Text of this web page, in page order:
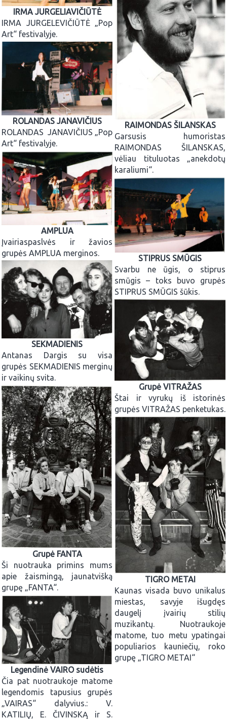
IRMA JURGELIAVIČIŪTĖ
IRMA JURGELEVIČIŪTĖ „Pop
Art“ festivalyje.
RAIMONDAS ŠILANSKAS
Garsusis humoristas
RAIMONDAS ŠILANSKAS,
vėliau tituluotas „anekdotų
karaliumi“.
ROLANDAS JANAVIČIUS
ROLANDAS JANAVIČIUS „Pop
Art“ festivalyje.
AMPLUA
Įvairiaspaslvės ir žavios
grupės AMPLUA merginos.
STIPRUS SMŪGIS
Svarbu ne ūgis, o stiprus
smūgis – toks buvo grupės
STIPRUS SMŪGIS šūkis.
SEKMADIENIS
Antanas Dargis su visa
grupės SEKMADIENIS merginų
ir vaikinų svita.
Grupė VITRAŽAS
Štai ir vyrukų iš istorinės
grupės VITRAŽAS penketukas.
Grupė FANTA
Ši nuotrauka primins mums
apie žaismingą, jaunatvišką
grupę „FANTA“.
TIGRO METAI
Kaunas visada buvo unikalus
miestas, savyje išugdęs
daugelį įvairių stilių
muzikantų. Nuotraukoje
matome, tuo metu ypatingai
populiarios kauniečių, roko
grupę „TIGRO METAI“
Legendinė VAIRO sudėtis
Čia pat nuotraukoje matome
legendomis tapusius grupės
„VAIRAS“ dalyvius.: V.
KATILIŲ, E. ČIVINSKĄ ir S.